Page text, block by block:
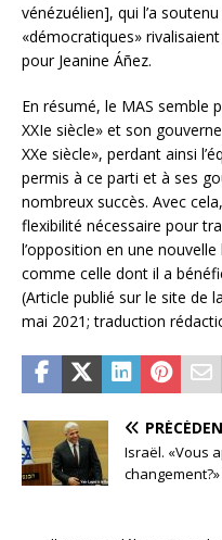
vénézuélien], qui l’a
«démocratiques»
pour Jeanine Áñez.
En résumé, le MAS semble
XXIe siècle» et son
XXe siècle», perdant ainsi
permis à ce parti et à ses
nombreux succès. Avec
flexibilité nécessaire pour
l’opposition en une
comme celle dont il a
(Article publié sur le site de
mai 2021; traduction
Israël. «Vous
changement?»